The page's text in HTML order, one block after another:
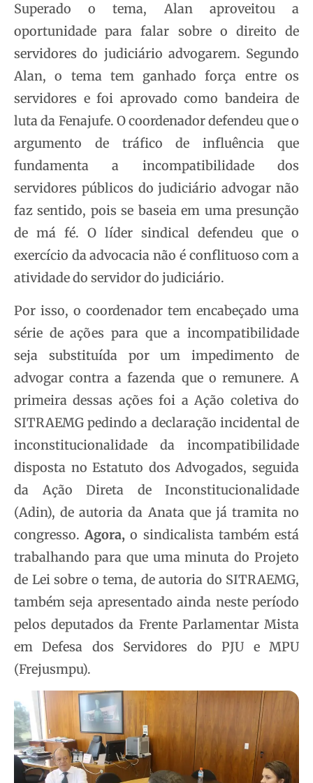
Superado o tema, Alan aproveitou a
oportunidade para falar sobre o direito de
servidores do judiciário advogarem. Segundo
Alan, o tema tem ganhado força entre os
servidores e foi aprovado como bandeira de
luta da Fenajufe. O coordenador defendeu que o
argumento de tráfico de influência que
fundamenta a incompatibilidade dos
servidores públicos do judiciário advogar não
faz sentido, pois se baseia em uma presunção
de má fé. O líder sindical defendeu que o
exercício da advocacia não é conflituoso com a
atividade do servidor do judiciário.
Por isso, o coordenador tem encabeçado uma
série de ações para que a incompatibilidade
seja substituída por um impedimento de
advogar contra a fazenda que o remunere. A
primeira dessas ações foi a Ação coletiva do
SITRAEMG pedindo a declaração incidental de
inconstitucionalidade da incompatibilidade
disposta no Estatuto dos Advogados, seguida
da Ação Direta de Inconstitucionalidade
(Adin), de autoria da Anata que já tramita no
congresso.Agora,o sindicalista também está
trabalhando para que uma minuta do Projeto
de Lei sobre o tema, de autoria do SITRAEMG,
também seja apresentado ainda neste período
pelos deputados da Frente Parlamentar Mista
em Defesa dos Servidores do PJU e MPU
(Frejusmpu).